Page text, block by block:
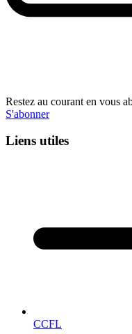
Restez au courant en vous
S'abonner
Liens utiles
CCFL